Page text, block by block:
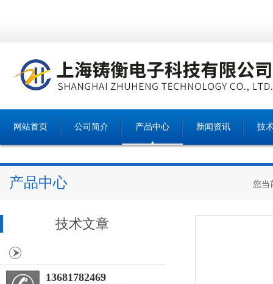
网站首页 公司简介 产品中心 新闻资讯 技
产品中心 您当
技术文章
13681782469